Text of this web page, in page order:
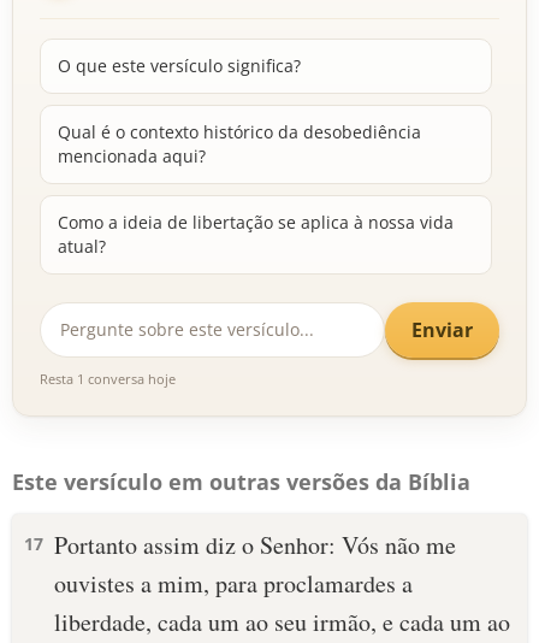
O que este versículo significa?
Qual é o contexto histórico da desobediência
mencionada aqui?
Como a ideia de libertação se aplica à nossa vida
atual?
Enviar
Resta 1 conversa hoje
Este versículo em outras versões da Bíblia
17 Portanto assim diz o Senhor: Vós não me
ouvistes a mim, para proclamardes a
liberdade, cada um ao seu irmão, e cada um ao